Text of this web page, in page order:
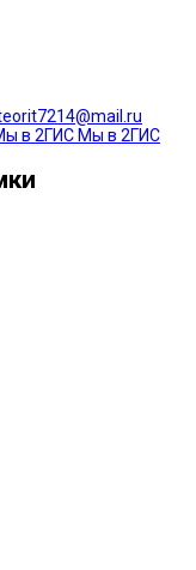
Мы в 2ГИС